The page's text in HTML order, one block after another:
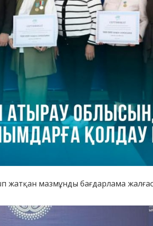
жатқан мазмұнды бағдарлама